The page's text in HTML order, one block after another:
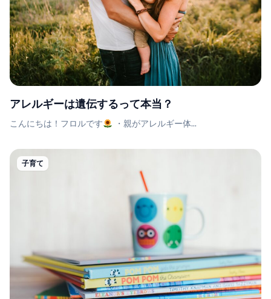
アレルギーは遺伝するって本当？
こんにちは！フロルです ・親がアレルギー体...
子育て